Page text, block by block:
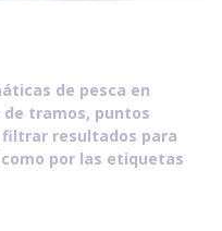
de pesca en
de tramos, puntos
resultados para
por las etiquetas